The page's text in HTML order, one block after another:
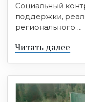
Социальный
поддержки,
регионального ...
Читать далее